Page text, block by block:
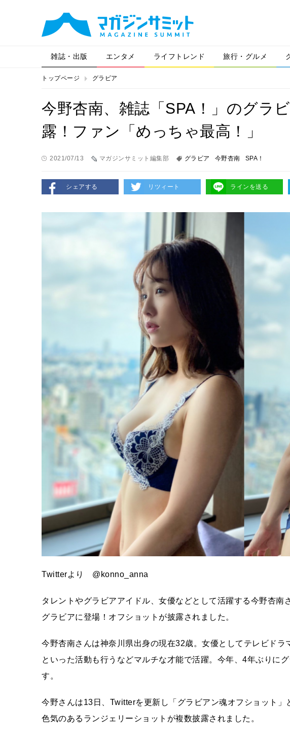
雑誌・出版 エンタメ ライフトレンド 旅行・グルメ
トップページ グラビア
今野杏南、雑誌「SPA！」のグラ
露！ファン「めっちゃ最高！」
2021/07/13 マガジンサミット編集部 グラビア 今野杏南 SPA！
シェアする リツィート ラインを送る
Twitterより @konno_anna
タレントやグラビアアイドル、女優などとして活躍する今野杏
グラビアに登場！オフショットが披露されました。
今野杏南さんは神奈川県出身の現在32歳。女優としてテレビド
といった活動も行うなどマルチな才能で活躍。今年、4年ぶりに
す。
今野さんは13日、Twitterを更新し「グラビアン魂オフショット」
色気のあるランジェリーショットが複数披露されました。